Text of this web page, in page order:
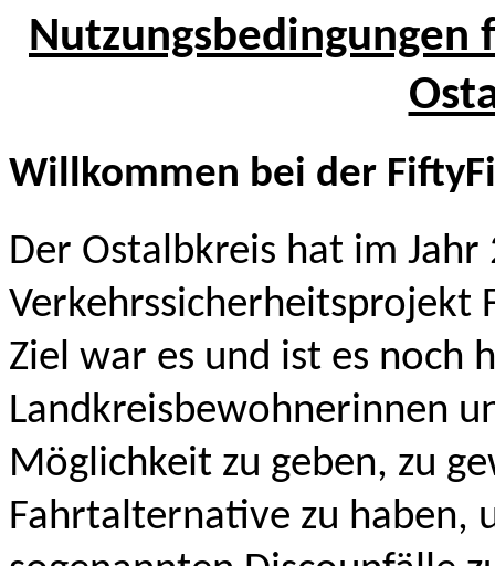
Nutzungsbedingungen
Willkommen bei der
Der Ostalbkreis hat im Jahr
Verkehrssicherheitsprojekt
Ziel war es und ist es noch
Landkreisbewohnerinnen
Möglichkeit zu geben, zu
Fahrtalternative zu haben,